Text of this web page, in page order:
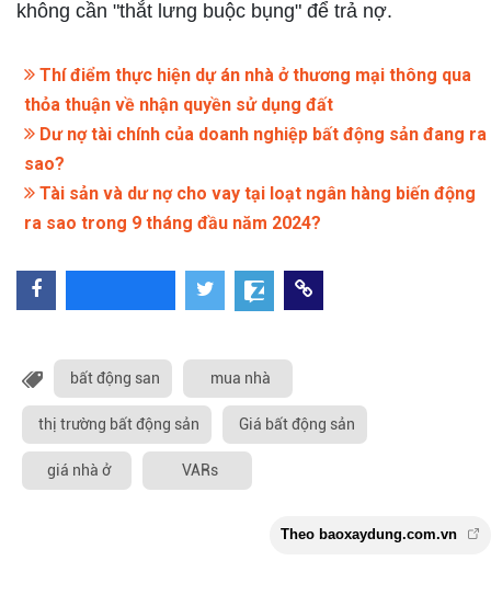
không cần "thắt lưng buộc bụng" để trả nợ.
Thí điểm thực hiện dự án nhà ở thương mại thông qua
thỏa thuận về nhận quyền sử dụng đất
Dư nợ tài chính của doanh nghiệp bất động sản đang ra
sao?
Tài sản và dư nợ cho vay tại loạt ngân hàng biến động
ra sao trong 9 tháng đầu năm 2024?
bất động san mua nhà
thị trường bất động sản Giá bất động sản
giá nhà ở VARs